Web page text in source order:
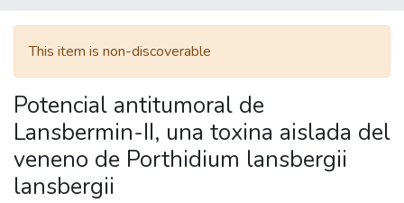
Statistics
This item is non-discoverable
Potencial antitumoral de
Lansbermin-II, una toxina aislada del
veneno de Porthidium lansbergii
lansbergii